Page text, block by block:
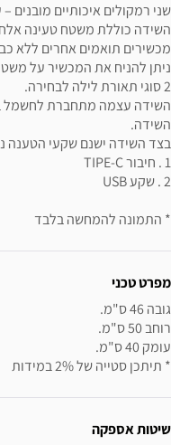
שני רמקולים איכותיים מובנים
השידה כוללת משטח טעינה
מכשירים תואמים אחרים ללא
ניתן להניח את המכשיר על
2 סוגי תאורת לילה לבחירה.
השידה עצמה מתחברת לחשמל
השידה.
בצד השידה ישנם שקעי הטענה
1 . חיבור TIPE-C
2 . שקע USB
* התמונה להמחשה בלבד
מפרט טכני
* תיתכן סטייה של 2% במידות
שיטות אספקה